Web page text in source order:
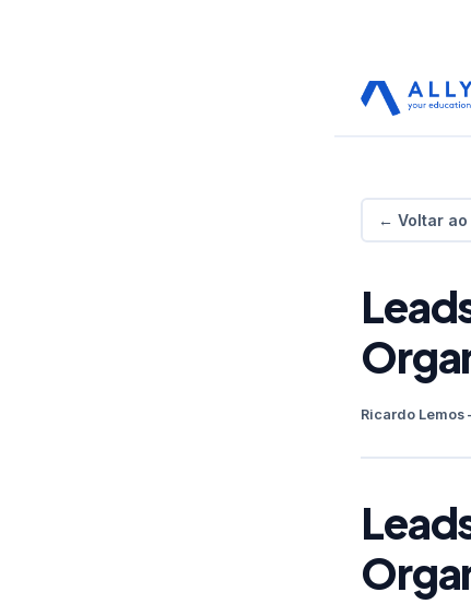
← Voltar ao
Ricardo